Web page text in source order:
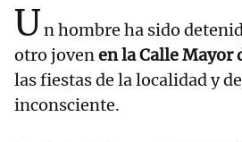
Un hombre ha sido
otro jovenen la Calle Mayor
las fiestas de la localidad y
inconsciente.